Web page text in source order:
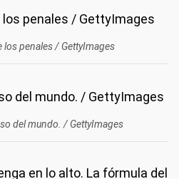
los penales / GettyImages
del mundo. / GettyImages